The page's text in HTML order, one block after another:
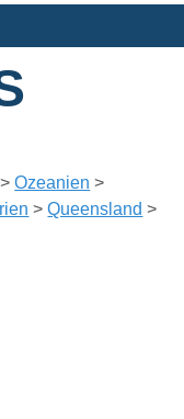
>Ozeanien >
>Queensland >